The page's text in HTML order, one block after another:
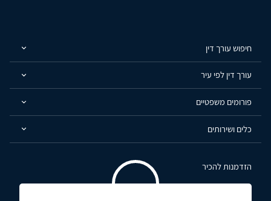
חיפוש עורך דין
עורך דין לפי עיר
פורומים משפטיים
כלים ושירותים
הזדמנות להכיר